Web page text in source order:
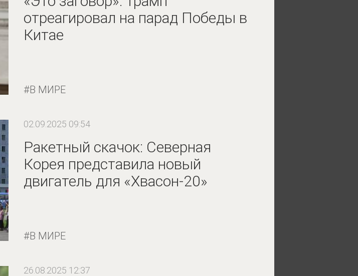
отреагировал на парад Победы в
Китае
В МИРЕ
02.09.2025 09:54
Ракетный скачок: Северная
Корея представила новый
двигатель для «Хвасон-20»
В МИРЕ
26.08.2025 12:37